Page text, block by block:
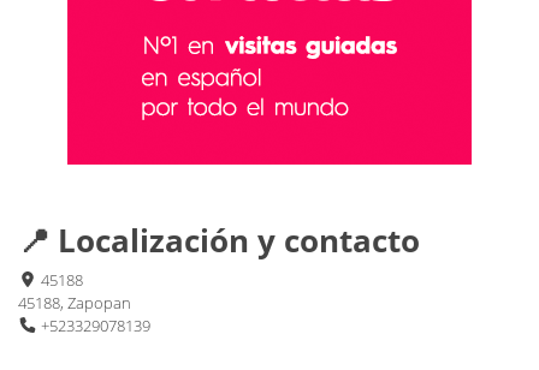
📍 Localización y contacto
45188
45188, Zapopan
+523329078139